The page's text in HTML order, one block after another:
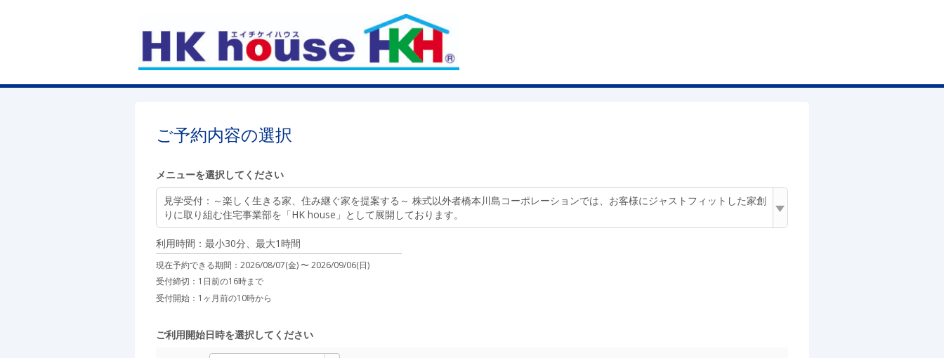
ご予約内容の選択
メニューを選択してください
見学受付 ：～楽しく生きる家、住み継ぐ家を提案する～ 株式以外者橋本川島コーポレーションでは、お客様にジャストフィットした家創
りに取り組む住宅事業部を「HK house」として展開しております。
利用時間：最小30分、最大1時間
現在予約できる期間： 2026/08/07(金) 〜2026/09/06(日)
受付締切： 1日前の16時まで
受付開始： 1ヶ月前の10時から
ご利用開始日時を選択してください